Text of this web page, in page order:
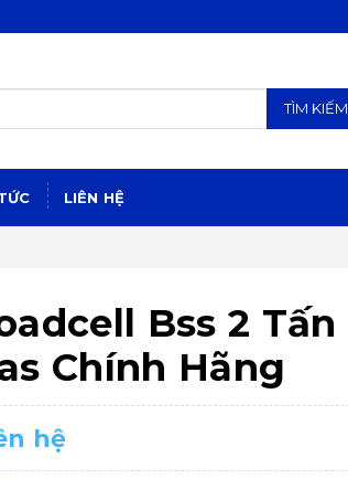
TÌM KIẾM
LIÊN HỆ
Bss 2 Tấn
Chính Hãng
hệ